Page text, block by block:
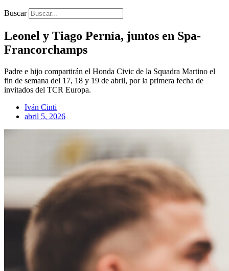
Buscar
Leonel y Tiago Pernía, juntos en Spa-
Francorchamps
Padre e hijo compartirán el Honda Civic de la Squadra Martino el
fin de semana del 17, 18 y 19 de abril, por la primera fecha de
invitados del TCR Europa.
Iván Cinti
abril 5, 2026